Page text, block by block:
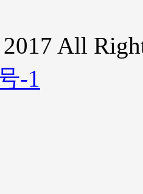
All
-1